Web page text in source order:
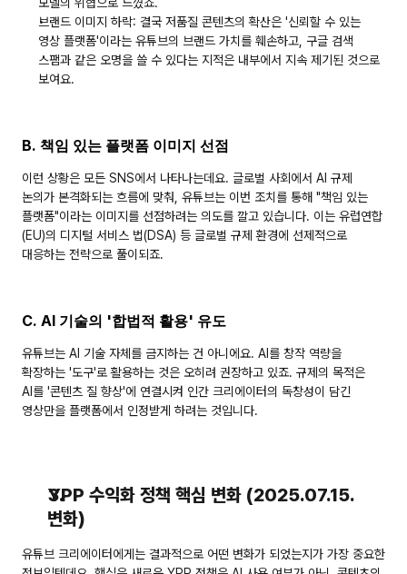
브랜드 이미지 하락: 결국 저품질 콘텐츠의 확산은 '신뢰할 수 있는
영상 플랫폼'이라는 유튜브의 브랜드 가치를 훼손하고, 구글 검색
스팸과 같은 오명을 쓸 수 있다는 지적은 내부에서 지속 제기된 것으로
보여요.
B. 책임 있는 플랫폼 이미지 선점
이런 상황은 모든 SNS에서 나타나는데요. 글로벌 사회에서 AI 규제
논의가 본격화되는 흐름에 맞춰, 유튜브는 이번 조치를 통해 "책임 있는
플랫폼"이라는 이미지를 선점하려는 의도를 깔고 있습니다. 이는 유럽연합
(EU)의 디지털 서비스 법(DSA) 등 글로벌 규제 환경에 선제적으로
대응하는 전략으로 풀이되죠.
C. AI 기술의 '합법적 활용' 유도
유튜브는 AI 기술 자체를 금지하는 건 아니에요. AI를 창작 역량을
확장하는 '도구'로 활용하는 것은 오히려 권장하고 있죠. 규제의 목적은
AI를 '콘텐츠 질 향상'에 연결시켜 인간 크리에이터의 독창성이 담긴
영상만을 플랫폼에서 인정받게 하려는 것입니다.
YPP 수익화 정책 핵심 변화 (2025.07.15.
변화)
유튜브 크리에이터에게는 결과적으로 어떤 변화가 되었는지가 가장 중요한